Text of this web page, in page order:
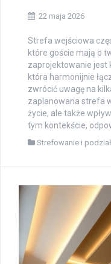
22 maja 2026
Strefa wejściowa
które goście mają o
zaprojektowanie jest
która harmonijnie
zwrócić uwagę na
zaplanowana strefa
życie, ale także
tym kontekście,
Strefowanie i